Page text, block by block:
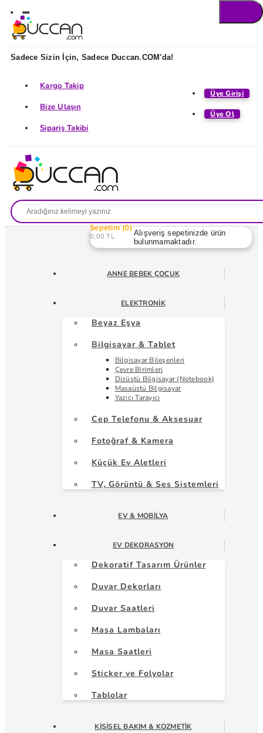
Sadece Sizin İçin, Sadece Duccan.COM'da!
Üye Girişi
Üye Ol
Kargo Takip
Bize Ulaşın
Sipariş Takibi
Sepetim 0
0,00 TL
Alışveriş sepetinizde ürün
bulunmamaktadır.
ANNE BEBEK ÇOCUK
ELEKTRONIK
Beyaz Eşya
Bilgisayar & Tablet
Bilgisayar Bileşenleri
Çevre Birimleri
Dizüstü Bilgisayar (Notebook)
Masaüstü Bilgisayar
Yazıcı Tarayıcı
Cep Telefonu & Aksesuar
Fotoğraf & Kamera
Küçük Ev Aletleri
TV, Görüntü & Ses Sistemleri
EV & MOBILYA
EV DEKORASYON
Dekoratif Tasarım Ürünler
Duvar Dekorları
Duvar Saatleri
Masa Lambaları
Masa Saatleri
Sticker ve Folyolar
Tablolar
KIŞISEL BAKIM & KOZMETIK